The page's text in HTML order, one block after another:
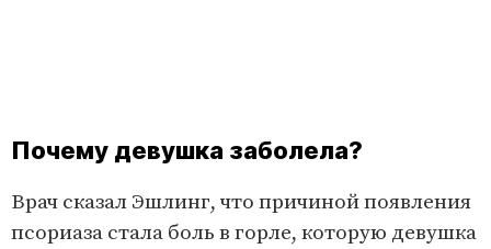
Почему девушка заболела?
Врач сказал Эшлинг, что причиной появления
псориаза стала боль в горле, которую девушка